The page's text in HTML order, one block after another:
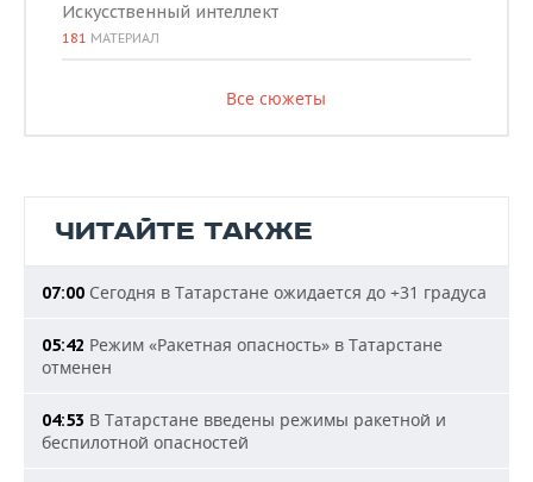
Искусственный интеллект
181 МАТЕРИАЛ
Все сюжеты
ЧИТАЙТЕ ТАКЖЕ
07:00 Сегодня в Татарстане ожидается до +31 градуса
05:42 Режим «Ракетная опасность» в Татарстане
отменен
04:53 В Татарстане введены режимы ракетной и
беспилотной опасностей